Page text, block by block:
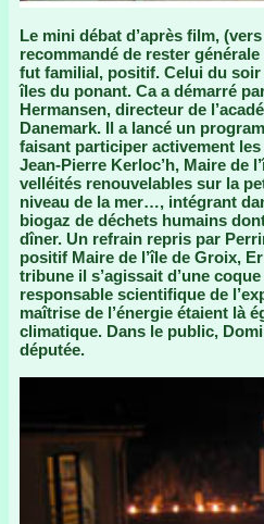
Le mini débat d’après film,
recommandé de rester
fut familial, positif. Celui du
îles du ponant. Ca a démarré
Hermansen, directeur de
Danemark. Il a lancé un
faisant participer activement
Jean-Pierre Kerloc’h, Maire de
velléités renouvelables sur la
niveau de la mer…, intégrant
biogaz de déchets humains
dîner. Un refrain repris par
positif Maire de l’île de Groix,
tribune il s’agissait d’une
responsable scientifique de
maîtrise de l’énergie étaient là
climatique. Dans le public,
députée.